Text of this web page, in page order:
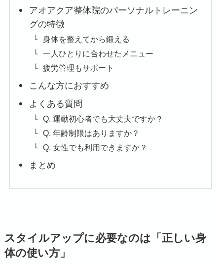
アオアクア整体院のパーソナルトレーニン
グの特徴
身体を整えてから鍛える
一人ひとりに合わせたメニュー
疲労管理もサポート
こんな方におすすめ
よくある質問
Q. 運動初心者でも大丈夫ですか？
Q. 年齢制限はありますか？
Q. 女性でも利用できますか？
まとめ
スタイルアップに必要なのは「正しい身
体の使い方」